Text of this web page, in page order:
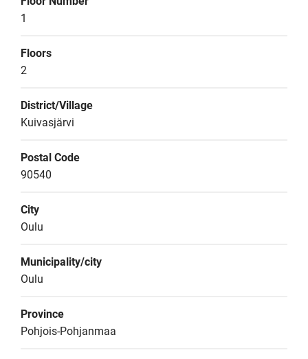
1
Floors
2
District/Village
Kuivasjärvi
Postal Code
90540
City
Oulu
Municipality/city
Oulu
Province
Pohjois-Pohjanmaa